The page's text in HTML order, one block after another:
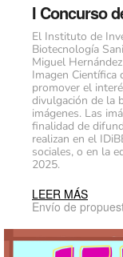
I Concurso
El Instituto de
Biotecnología
Miguel
Imagen Científica
promover el
divulgación de la
imágenes. Las
finalidad de
realizan en el
sociales, o en la
2025.
LEER MÁS
Envío de